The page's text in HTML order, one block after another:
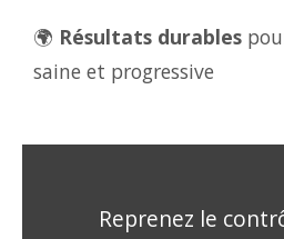
🌍 Résultats durables
saine et progressive
Reprenez le